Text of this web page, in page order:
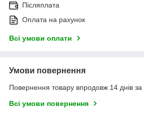
Післяплата
Оплата на рахунок
Всі умови оплати
Умови повернення
Повернення товару впродовж 14 днів
Всі умови повернення